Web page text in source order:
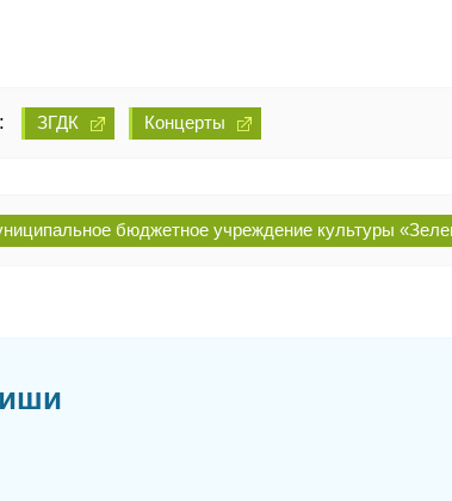
ЗГДК Концерты
бюджетное учреждение культуры